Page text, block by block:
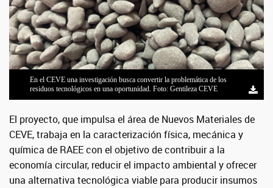
En el CEVE una investigación busca convertir la problemática de los
residuos tecnológicos en una oportunidad. Foto: Gentileza CEVE
El proyecto, que impulsa el área de Nuevos Materiales de
CEVE, trabaja en la caracterización física, mecánica y
química de RAEE con el objetivo de contribuir a la
economía circular, reducir el impacto ambiental y ofrecer
una alternativa tecnológica viable para producir insumos